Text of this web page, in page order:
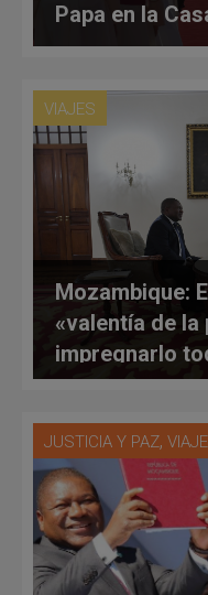
Papa en la
VIAJES
Mozambique:
«valentía de la
impregnarlo
JUSTICIA Y PAZ,